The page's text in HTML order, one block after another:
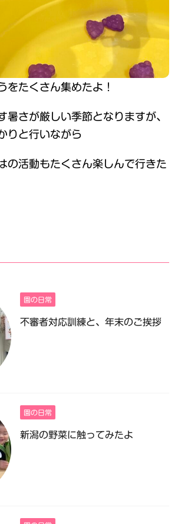
をたくさん集めたよ！
暑さが厳しい季節となりますが、
りと行いながら
の活動もたくさん楽しんで行きた
園の日常
不審者対応訓練と、年末のご挨拶
園の日常
新潟の野菜に触ってみたよ